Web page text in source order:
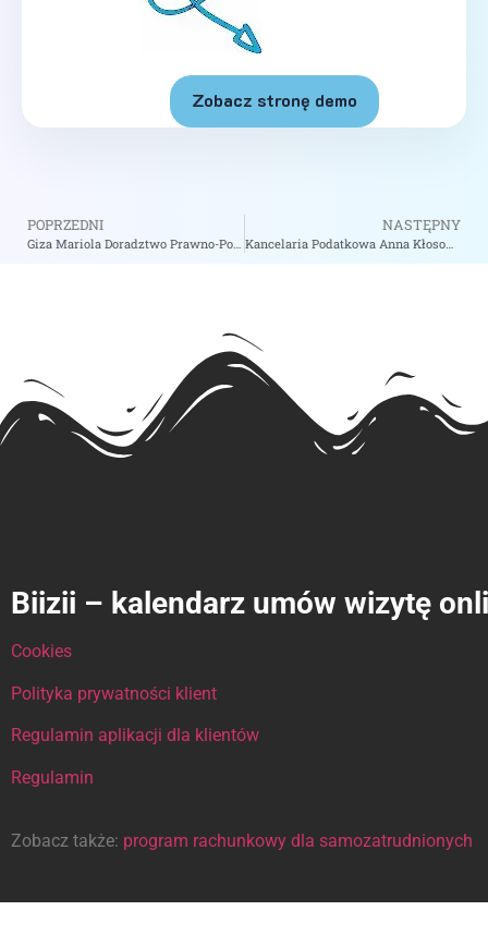
Zobacz stronę demo
POPRZEDNI
Giza Mariola Doradztwo Prawno-Podatkowe – zobacz na biizii.com
NASTĘPNY
Kancelaria Podatkowa Anna Kłosowska Sp. z o.o. Sp.k. – zobacz na biizii.com
Biizii – kalendarz umów wizytę
Cookies
Polityka prywatności klient
Regulamin aplikacji dla klientów
Regulamin
Zobacz także: program rachunkowy dla samozatrudnionych